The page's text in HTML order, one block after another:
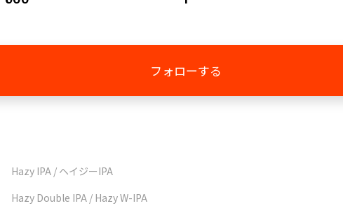
フォローする
Hazy IPA / ヘイジーIPA
Hazy Double IPA / Hazy W-IPA